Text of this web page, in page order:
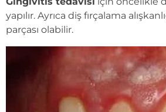
yapılır. Ayrıca diş fırçalama
parçası olabilir.